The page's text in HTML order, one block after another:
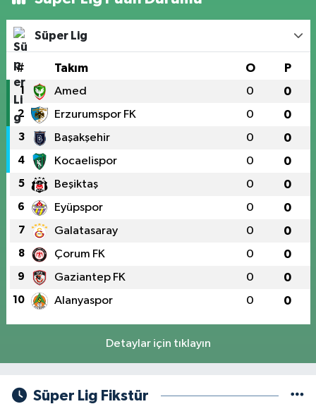
Süper Lig
# Takım O P
1 Amed 0 0
2 Erzurumspor FK 0 0
3 Başakşehir 0 0
4 Kocaelispor 0 0
5 Beşiktaş 0 0
6 Eyüpspor 0 0
7 Galatasaray 0 0
8 Çorum FK 0 0
9 Gaziantep FK 0 0
10 Alanyaspor 0 0
Detaylar için tıklayın
Süper Lig Fikstür